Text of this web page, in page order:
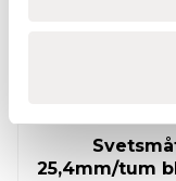
25,4mm/tum